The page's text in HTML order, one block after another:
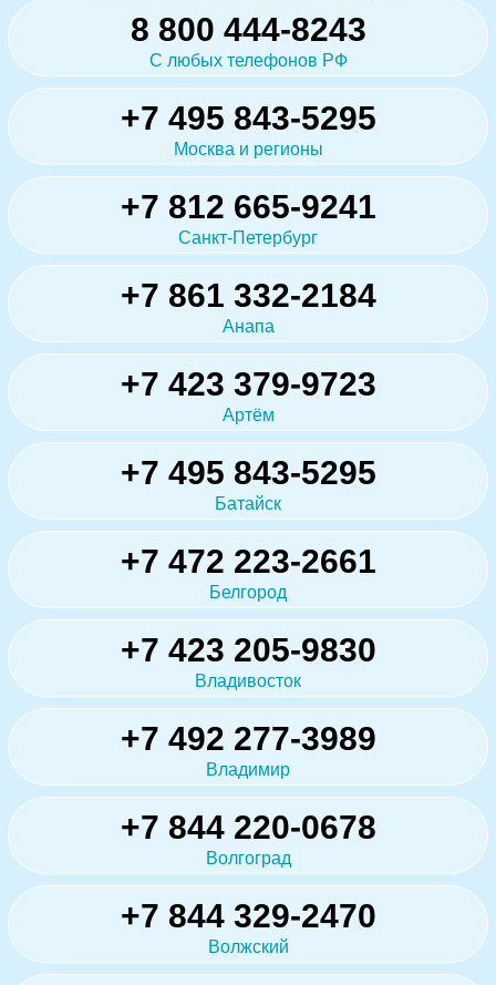
8 800 444-8243
С любых телефонов РФ
+7 495 843-5295
Москва и регионы
+7 812 665-9241
Санкт-Петербург
+7 861 332-2184
Анапа
+7 423 379-9723
Артём
+7 495 843-5295
Батайск
+7 472 223-2661
Белгород
+7 423 205-9830
Владивосток
+7 492 277-3989
Владимир
+7 844 220-0678
Волгоград
+7 844 329-2470
Волжский